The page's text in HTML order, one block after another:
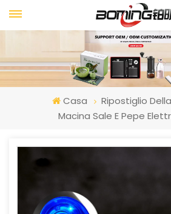
Casa
Ripostiglio
Macina Sale E Pepe